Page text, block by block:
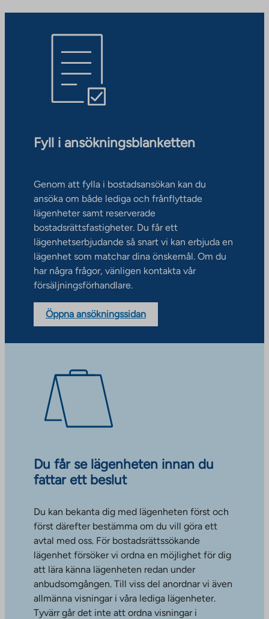
Fyll i ansökningsblanketten
Genom att fylla i bostadsansökan kan du
ansöka om både lediga och frånflyttade
lägenheter samt reserverade
bostadsrättsfastigheter. Du får ett
lägenhetserbjudande så snart vi kan erbjuda en
lägenhet som matchar dina önskemål. Om du
har några frågor, vänligen kontakta vår
försäljningsförhandlare.
Öppna ansökningssidan
Du får se lägenheten innan du
fattar ett beslut
Du kan bekanta dig med lägenheten först och
först därefter bestämma om du vill göra ett
avtal med oss. För bostadsrättssökande
lägenhet försöker vi ordna en möjlighet för dig
att lära känna lägenheten redan under
anbudsomgången. Till viss del anordnar vi även
allmänna visningar i våra lediga lägenheter.
Tyvärr går det inte att ordna visningar i